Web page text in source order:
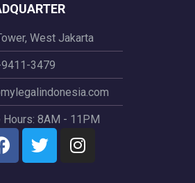
West Jakarta
3479
Hours: 8AM - 11PM